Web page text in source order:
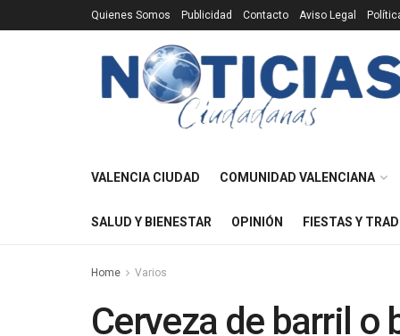
Quienes Somos Publicidad Contacto Aviso Legal
VALENCIA CIUDAD COMUNIDAD VALENCIANA
SALUD Y BIENESTAR OPINIÓN FIESTAS Y
Home Varios
Cerveza de barril o